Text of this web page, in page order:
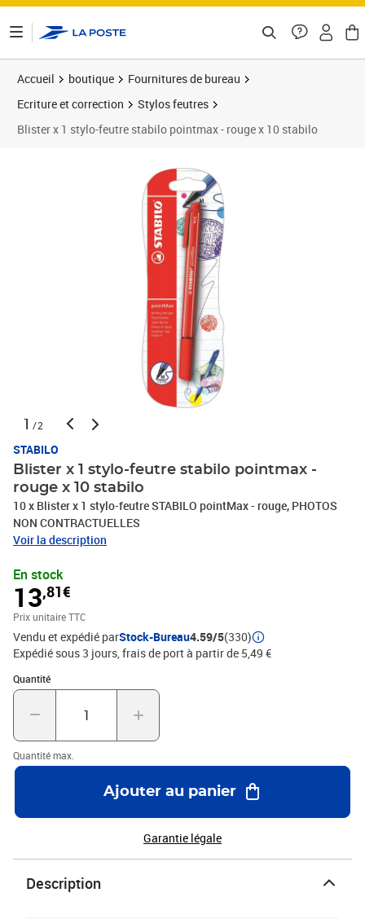
Accueil boutique
Fournitures de bureau
Ecriture et correction
Stylos feutres
Blister x 1 stylo-feutre stabilo pointmax - rouge x 10 stabilo
1 /2
STABILO
Blister x 1 stylo-feutre stabilo pointmax -
rouge x 10 stabilo
10 x Blister x 1 stylo-feutre STABILO pointMax - rouge, PHOTOS
NON CONTRACTUELLES
Voir la description
En stock
13,81€
Prix unitaire TTC
Vendu et expédié parStock-Bureau4.59/5(330)
Expédié sous 3 jours, frais de port à partir de 5,49 €
Quantité
Quantité : 1
Quantité max.
Ajouter au panier
Garantie légale
Description